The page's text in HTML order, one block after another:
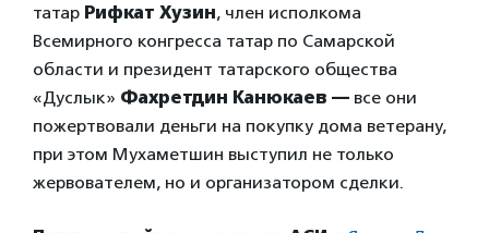
татар Рифкат Хузин, член исполкома
Всемирного конгресса татар по Самарской
области и президент татарского общества
«Дуслык» Фахретдин Канюкаев — все они
пожертвовали деньги на покупку дома ветерану,
при этом Мухаметшин выступил не только
жервователем, но и организатором сделки.